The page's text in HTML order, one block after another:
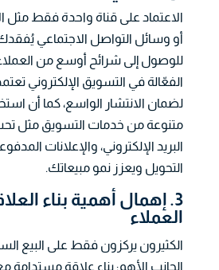
الاعتماد على قناة واحدة فقط مثل
أو وسائل التواصل الاجتماعي
للوصول إلى شرائح أوسع من العملاء،
الفعّالة في التسويق الإلكتروني
لضمان الانتشار الواسع، كما أن
متنوعة من خدمات التسويق مثل
البريد الإلكتروني، والإعلانات
التحويل ويعزز نمو مبيعاتك.
3. إهمال أهمية بناء
العملاء
الكثيرون يركزون فقط على البيع
الجانب الأهم: بناء علاقة مستدامة